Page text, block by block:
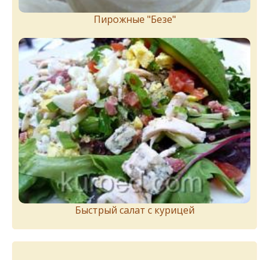
Пирожныe "Бeзe"
Быстрый салат с курицей